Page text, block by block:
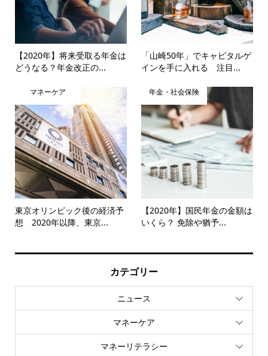
【2020年】将来受取る年金は
どうなる？年金改正の...
「山崎50年」でキャピタルゲ
インを手に入れる 注目...
マネーケア
東京オリンピック後の経済予
想 2020年以降、東京...
年金・社会保険
【2020年】国民年金の金額は
いくら？ 免除や猶予...
カテゴリー
ニュース
マネーケア
マネーリテラシー